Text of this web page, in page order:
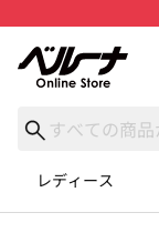
レディース